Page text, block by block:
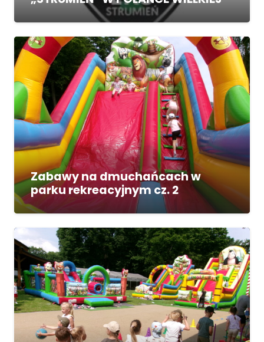
Zabawy na dmuchańcach w
parku rekreacyjnym cz. 2